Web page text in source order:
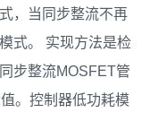
，当同步整流不再
式。 实现方法是检
步整流MOSFET管
。控制器低功耗模